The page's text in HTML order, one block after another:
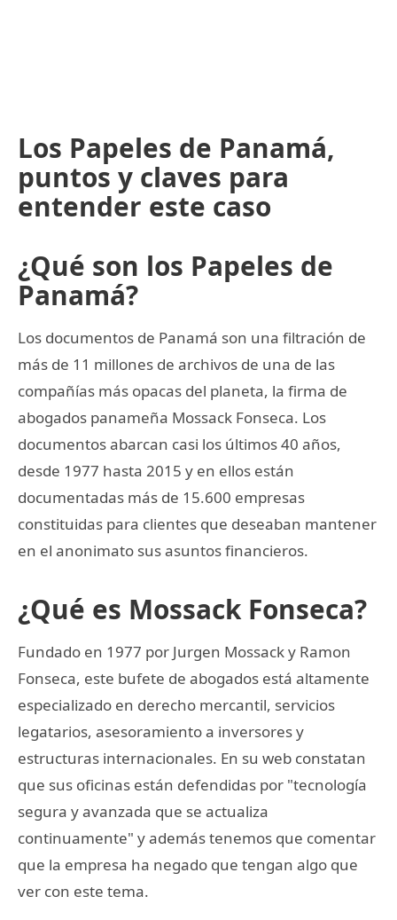
Los Papeles de Panamá,
puntos y claves para
entender este caso
¿Qué son los Papeles de
Panamá?
Los documentos de Panamá son una filtración de
más de 11 millones de archivos de una de las
compañías más opacas del planeta, la firma de
abogados panameña Mossack Fonseca. Los
documentos abarcan casi los últimos 40 años,
desde 1977 hasta 2015 y en ellos están
documentadas más de 15.600 empresas
constituidas para clientes que deseaban mantener
en el anonimato sus asuntos financieros.
¿Qué es Mossack Fonseca?
Fundado en 1977 por Jurgen Mossack y Ramon
Fonseca, este bufete de abogados está altamente
especializado en derecho mercantil, servicios
legatarios, asesoramiento a inversores y
estructuras internacionales. En su web constatan
que sus oficinas están defendidas por "tecnología
segura y avanzada que se actualiza
continuamente" y además tenemos que comentar
que la empresa ha negado que tengan algo que
ver con este tema.